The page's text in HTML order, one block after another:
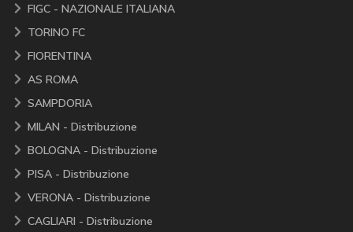
FIGC - NAZIONALE ITALIANA
TORINO FC
FIORENTINA
AS ROMA
SAMPDORIA
MILAN - Distribuzione
BOLOGNA - Distribuzione
PISA - Distribuzione
VERONA - Distribuzione
CAGLIARI - Distribuzione